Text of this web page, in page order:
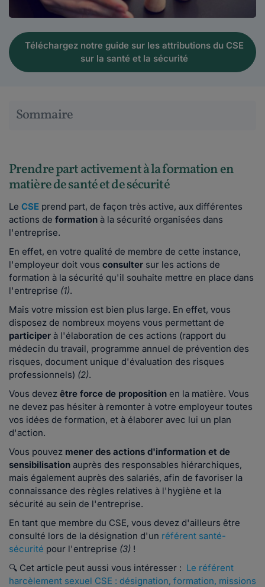
Téléchargez notre guide sur les attributions du CSE
sur la santé et la sécurité
Sommaire
Prendre part activement à la formation en
matière de santé et de sécurité
Le CSE prend part, de façon très active, aux différentes
actions de formation à la sécurité organisées dans
l'entreprise.
En effet, en votre qualité de membre de cette instance,
l'employeur doit vous consulter sur les actions de
formation à la sécurité qu'il souhaite mettre en place dans
l'entreprise (1).
Mais votre mission est bien plus large. En effet, vous
disposez de nombreux moyens vous permettant de
participer à l'élaboration de ces actions (rapport du
médecin du travail, programme annuel de prévention des
risques, document unique d'évaluation des risques
professionnels) (2).
Vous devez être force de proposition en la matière. Vous
ne devez pas hésiter à remonter à votre employeur toutes
vos idées de formation, et à élaborer avec lui un plan
d'action.
Vous pouvez mener des actions d'information et de
sensibilisation auprès des responsables hiérarchiques,
mais également auprès des salariés, afin de favoriser la
connaissance des règles relatives à l'hygiène et la
sécurité au sein de l'entreprise.
En tant que membre du CSE, vous devez d'ailleurs être
consulté lors de la désignation d'un référent santé-
sécurité pour l'entreprise (3) !
🔍 Cet article peut aussi vous intéresser : Le référent
harcèlement sexuel CSE : désignation, formation, missions